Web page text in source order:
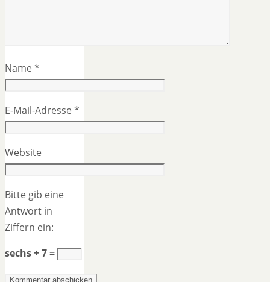
Name*
E-Mail-Adresse*
Website
Bitte gib eine
Antwort in
Ziffern ein:
sechs + 7 =